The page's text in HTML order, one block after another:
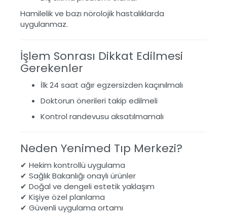
Hamilelik ve bazı nörolojik hastalıklarda
uygulanmaz.
İşlem Sonrası Dikkat Edilmesi
Gerekenler
İlk 24 saat ağır egzersizden kaçınılmalı
Doktorun önerileri takip edilmeli
Kontrol randevusu aksatılmamalı
Neden Yenimed Tıp Merkezi?
✔ Hekim kontrollü uygulama
✔ Sağlık Bakanlığı onaylı ürünler
✔ Doğal ve dengeli estetik yaklaşım
✔ Kişiye özel planlama
✔ Güvenli uygulama ortamı